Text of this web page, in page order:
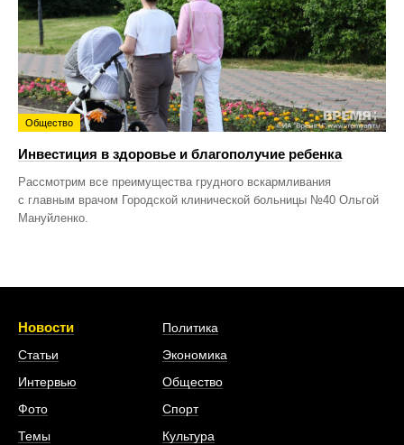
Общество
Инвестиция в здоровье и благополучие ребенка
Рассмотрим все преимущества грудного вскармливания
с главным врачом Городской клинической больницы №40 Ольгой
Мануйленко.
Новости
Статьи
Интервью
Фото
Темы
Политика
Экономика
Общество
Спорт
Культура